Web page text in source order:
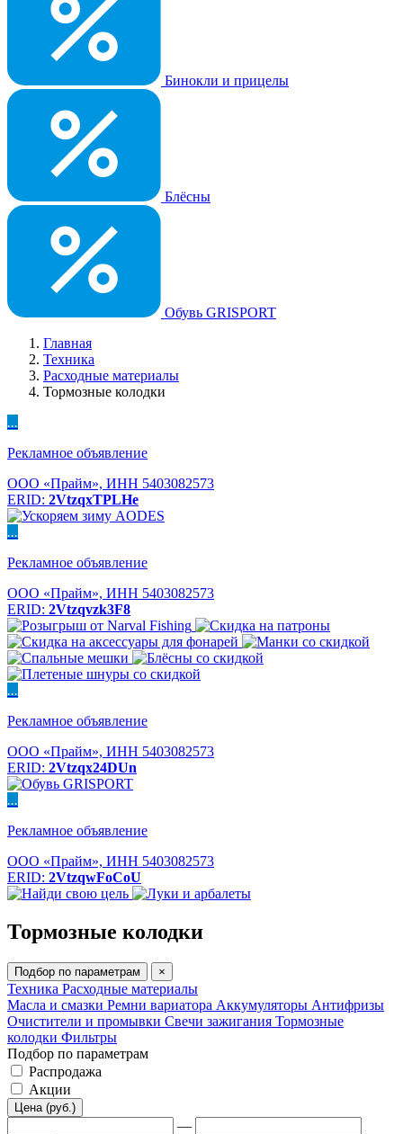
Бинокли и прицелы
Блёсны
Обувь GRISPORT
Главная
Техника
Расходные материалы
Тормозные колодки
...
Рекламное объявление
ООО «Прайм», ИНН 5403082573
ERID: 2VtzqxTPLHe
...
Рекламное объявление
ООО «Прайм», ИНН 5403082573
ERID: 2Vtzqvzk3F8
...
Рекламное объявление
ООО «Прайм», ИНН 5403082573
ERID: 2Vtzqx24DUn
...
Рекламное объявление
ООО «Прайм», ИНН 5403082573
ERID: 2VtzqwFoCoU
Тормозные колодки
Подбор по параметрам ×
Техника Расходные материалы
Масла и смазки Ремни вариатора Аккумуляторы Антифризы
Очистители и промывки Свечи зажигания Тормозные
колодки Фильтры
Подбор по параметрам
Распродажа
Акции
Цена (руб.)
—